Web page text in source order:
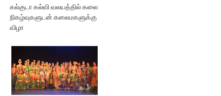
கல்குடா கல்வி வலயத்தில் கலை
நிகழ்வுகளுடன் கலைமகளுக்கு
விழா